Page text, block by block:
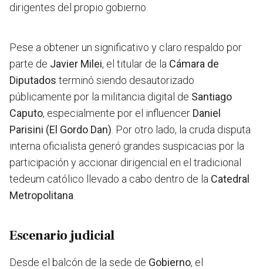
dirigentes del propio gobierno.
Pese a obtener un significativo y claro respaldo por
parte de Javier Milei, el titular de la Cámara de
Diputados terminó siendo desautorizado
públicamente por la militancia digital de Santiago
Caputo, especialmente por el influencer Daniel
Parisini (El Gordo Dan) . Por otro lado, la cruda disputa
interna oficialista generó grandes suspicacias por la
participación y accionar dirigencial en el tradicional
tedeum católico llevado a cabo dentro de la Catedral
Metropolitana
Escenario judicial
Desde el balcón de la sede de Gobierno, el